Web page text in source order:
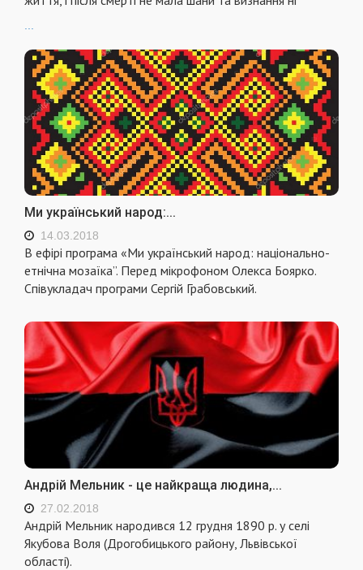
Ми український народ:...
14.03.2018
В ефірі програма «Ми український народ: національно-
етнічна мозаїка”. Перед мікрофоном Олекса Боярко.
Співукладач програми Сергій Грабовський.
Андрій Мельник - це найкраща людина,...
27.02.2018
Андрій Мельник народився 12 грудня 1890 р. у селі
Якубова Воля (Дрогобицького району, Львівської
області).